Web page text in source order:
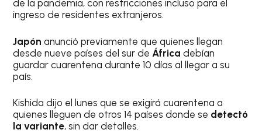
de la pandemia, con restricciones incluso para el
ingreso de residentes extranjeros.
Japónanunció previamente que quienes llegan
desde nueve países del sur de África debían
guardar cuarentena durante 10 días al llegar a su
país.
Kishida dijo el lunes que se exigirá cuarentena a
quienes lleguen de otros 14 países donde se detectó
la variante, sin dar detalles.